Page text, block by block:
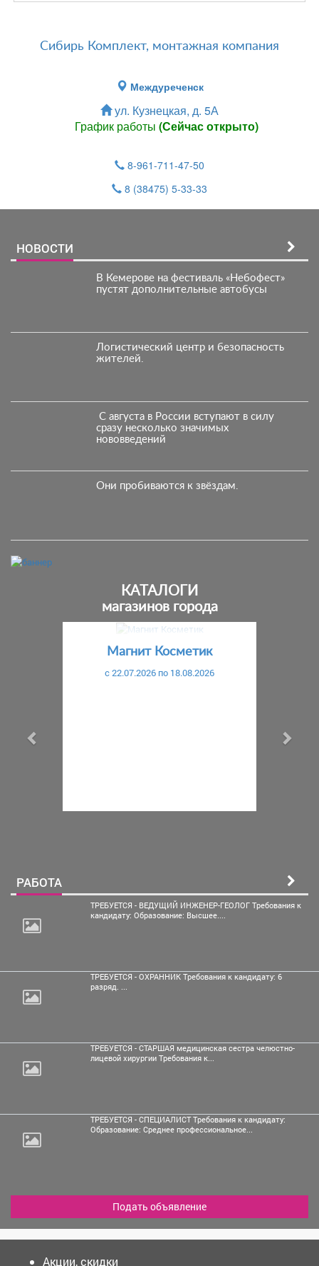
Сибирь Комплект, монтажная компания
Междуреченск
ул. Кузнецкая, д. 5А
График работы (Сейчас открыто)
8-961-711-47-50
8 (38475) 5-33-33
НОВОСТИ
В Кемерове на фестиваль «Небофест»
пустят дополнительные автобусы
Логистический центр и безопасность
жителей.
С августа в России вступают в силу
сразу несколько значимых
нововведений
Они пробиваются к звёздам.
КАТАЛОГИ
магазинов города
Магнит Косметик
c 22.07.2026 по 18.08.2026
РАБОТА
ТРЕБУЕТСЯ - ВЕДУЩИЙ ИНЖЕНЕР-ГЕОЛОГ Требования к
кандидату: Образование: Высшее....
ТРЕБУЕТСЯ - ОХРАННИК Требования к кандидату: 6
разряд. ...
ТРЕБУЕТСЯ - СТАРШАЯ медицинская сестра челюстно-
лицевой хирургии Требования к...
ТРЕБУЕТСЯ - СПЕЦИАЛИСТ Требования к кандидату:
Образование: Среднее профессиональное...
Подать объявление
Акции, скидки